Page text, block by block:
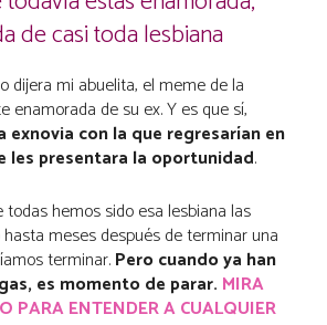
de casi toda lesbiana
dijera mi abuelita, el meme de la
enamorada de su ex. Y es que sí,
exnovia con la que regresarían en
les presentara la oportunidad.
todas hemos sido esa lesbiana las
meses después de terminar una
terminar.Pero cuando ya han
es momento de parar. MIRA
PARA ENTENDER A CUALQUIER